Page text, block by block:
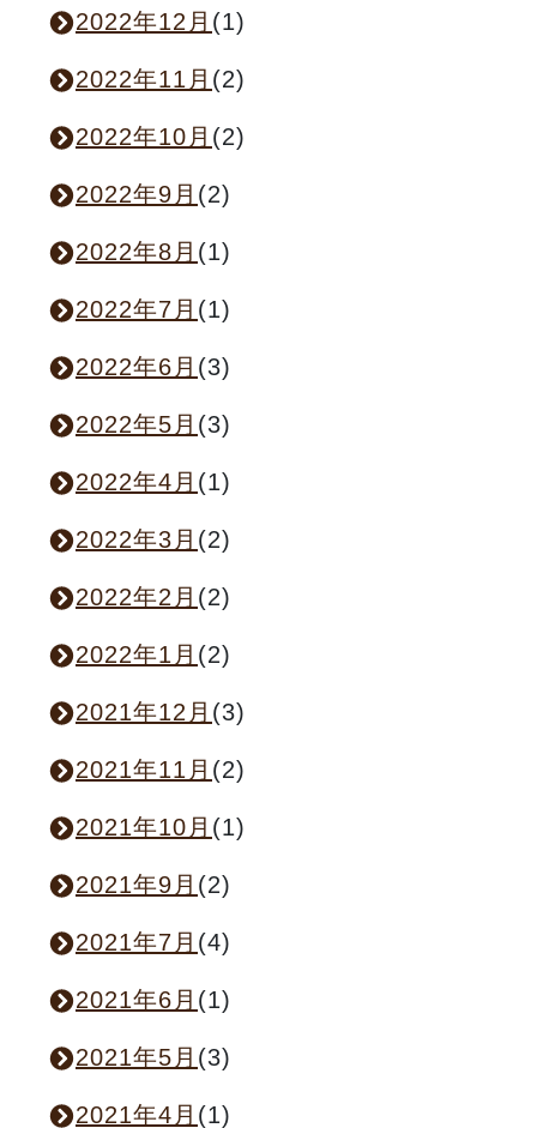
2022年12月 (1)
2022年11月 (2)
2022年10月 (2)
2022年9月 (2)
2022年8月 (1)
2022年7月 (1)
2022年6月 (3)
2022年5月 (3)
2022年4月 (1)
2022年3月 (2)
2022年2月 (2)
2022年1月 (2)
2021年12月 (3)
2021年11月 (2)
2021年10月 (1)
2021年9月 (2)
2021年7月 (4)
2021年6月 (1)
2021年5月 (3)
2021年4月 (1)